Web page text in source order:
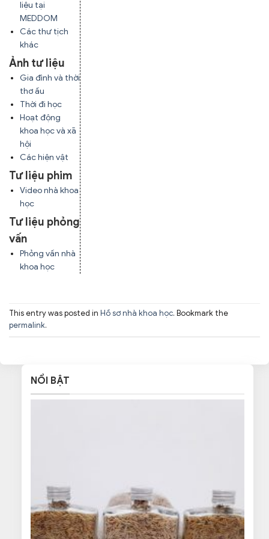
liệu tại
MEDDOM
Các thư tịch
khác
Ảnh tư liệu
Gia đình và thời
thơ ấu
Thời đi học
Hoạt động
khoa học và xã
hội
Các hiện vật
Tư liệu phim
Video nhà khoa
học
Tư liệu phỏng
vấn
Phỏng vấn nhà
khoa học
This entry was posted in Hồ sơ nhà khoa học. Bookmark the
permalink.
NỔI BẬT